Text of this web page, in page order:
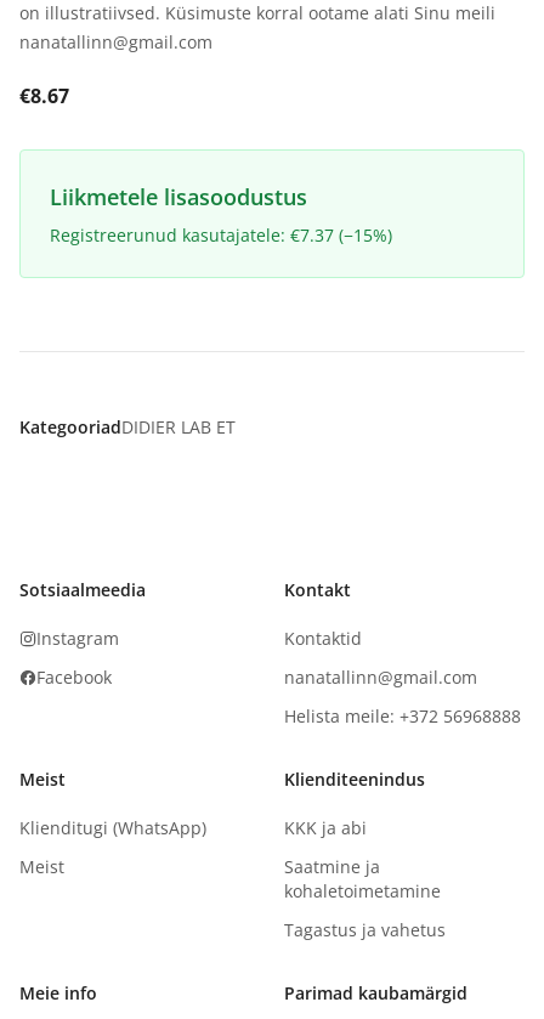
on illustratiivsed. Küsimuste korral ootame alati Sinu meili
nanatallinn@gmail.com
€8.67
Liikmetele lisasoodustus
Registreerunud kasutajatele: €7.37 (−15%)
KategooriadDIDIER LAB ET
Sotsiaalmeedia
Instagram
Facebook
Kontakt
Kontaktid
nanatallinn@gmail.com
Helista meile: +372 56968888
Meist
Klienditugi (WhatsApp)
Meist
Klienditeenindus
KKK ja abi
Saatmine ja
kohaletoimetamine
Tagastus ja vahetus
Meie info Parimad kaubamärgid